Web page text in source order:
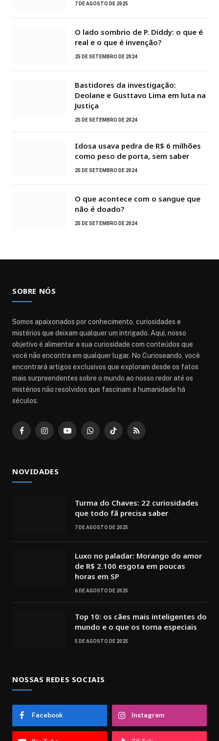
7 DE AGOSTO DE 2025
O lado sombrio de P. Diddy: o que é
real e o que é invenção?
25 DE SETEMBRO DE 2024
Bastidores da investigação:
Deolane e Gusttavo Lima em luta na
Justiça
25 DE SETEMBRO DE 2024
Idosa usava pedra de R$ 6 milhões
como peso de porta, sem saber
25 DE SETEMBRO DE 2024
O que acontece com o sangue que
não é doado?
25 DE SETEMBRO DE 2024
SOBRE NÓS
Somos apaixonados por conhecimento, curiosidades e
mistérios que deixam qualquer um intrigado. Aqui, nosso
objetivo é alimentar a sua curiosidade com conteúdos que
você não encontra em qualquer lugar. No Curioseando, você
encontrará artigos exclusivos que exploram desde os fatos
mais surpreendentes sobre o mundo ao nosso redor até os
mistérios não resolvidos que fascinam a humanidade há
séculos.
FacebookInstagramYouTubeWhatsAppTikTokRSS
NOVIDADES
Turma do Chaves: 22 curiosidades
que todo fã precisa saber
7 DE AGOSTO DE 2025
Luxo no paladar: Morango do amor
de R$ 2.100 esgota em poucas
horas em SP
6 DE AGOSTO DE 2025
Top 10: os cães mais inteligentes do
mundo e o que os torna especiais
5 DE AGOSTO DE 2025
NOSSAS REDES SOCIAIS
Facebook Instagram